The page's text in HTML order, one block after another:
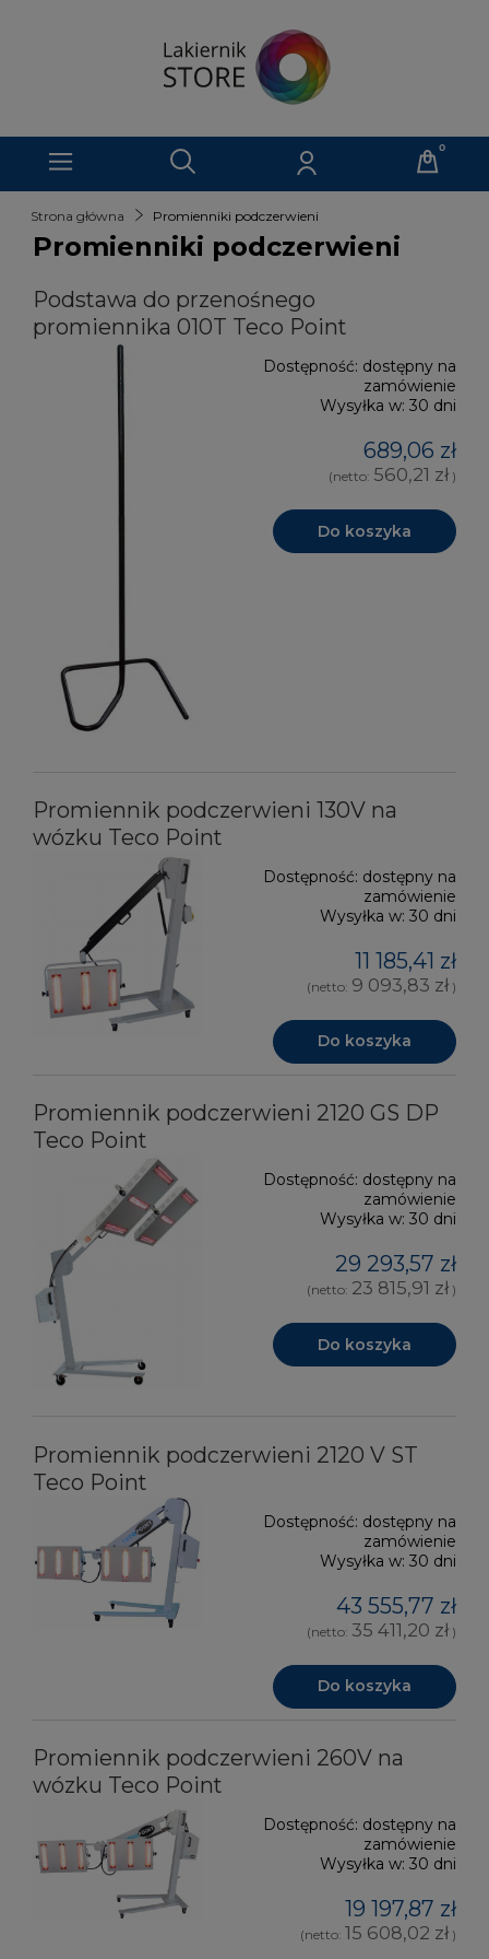
Strona główna Promienniki podczerwieni
Promienniki podczerwieni
Podstawa do przenośnego
promiennika 010T Teco Point
Dostępność: dostępny na
zamówienie
Wysyłka w: 30 dni
689,06 zł
(netto: 560,21 zł )
Do koszyka
Promiennik podczerwieni 130V na
wózku Teco Point
Dostępność: dostępny na
zamówienie
Wysyłka w: 30 dni
11 185,41 zł
(netto: 9 093,83 zł )
Do koszyka
Promiennik podczerwieni 2120 GS DP
Teco Point
Dostępność: dostępny na
zamówienie
Wysyłka w: 30 dni
29 293,57 zł
(netto: 23 815,91 zł )
Do koszyka
Promiennik podczerwieni 2120 V ST
Teco Point
Dostępność: dostępny na
zamówienie
Wysyłka w: 30 dni
43 555,77 zł
(netto: 35 411,20 zł )
Do koszyka
Promiennik podczerwieni 260V na
wózku Teco Point
Dostępność: dostępny na
zamówienie
Wysyłka w: 30 dni
19 197,87 zł
(netto: 15 608,02 zł )